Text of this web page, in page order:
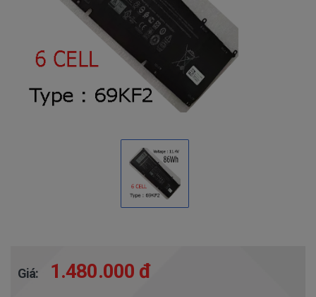
Giá: 1.480.000 đ